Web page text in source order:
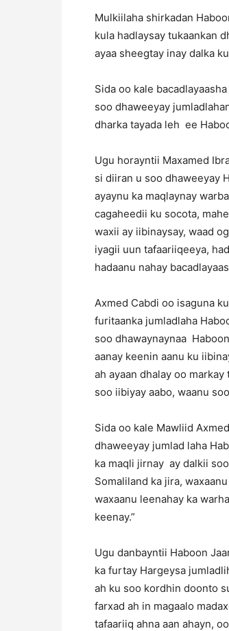
Mulkiilaha shirkadan
kula hadlaysay tukaankan
ayaa sheegtay inay dalka
Sida oo kale
soo dhaweeyay
dharka tayada leh ee
Ugu horayntii Maxamed
si diiran u soo dhaweeyay
ayaynu ka maqlaynay
cagaheedii ku socota,
waxii ay iibinaysay, waad
iyagii uun tafaariiqeeya,
hadaanu nahay
Axmed Cabdi oo isaguna
furitaanka jumladlaha
soo dhawaynaynaa
aanay keenin aanu ku
ah ayaan dhalay oo
soo iibiyay aabo, waanu
Sida oo kale Mawliid
dhaweeyay jumlad laha
ka maqli jirnay ay dalkii
Somaliland ka jira,
waxaanu leenahay ka
keenay.”
Ugu danbayntii Haboon
ka furtay Hargeysa
ah ku soo kordhin doonto
farxad ah in magaalo
tafaariiq ahna aan ahayn,